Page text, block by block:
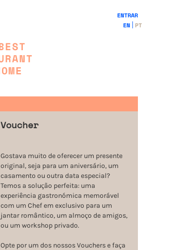
ENTRAR
EN
PT
Voucher
Gostava muito de oferecer um presente
original, seja para um aniversário, um
casamento ou outra data especial?
Temos a solução perfeita: uma
experiência gastronómica memorável
com um Chef em exclusivo para um
jantar romântico, um almoço de amigos,
ou um workshop privado.
Opte por um dos nossos Vouchers e faça